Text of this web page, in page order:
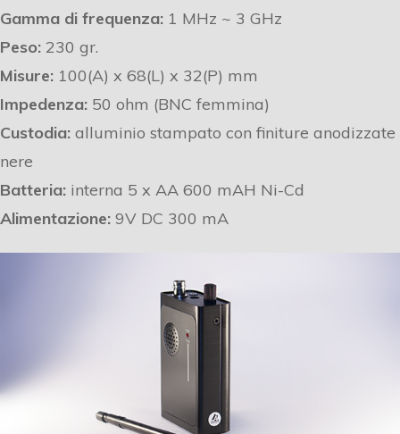
Gamma di frequenza: 1 MHz ~ 3 GHz
Peso: 230 gr.
Misure: 100(A) x 68(L) x 32(P) mm
Impedenza: 50 ohm (BNC femmina)
Custodia: alluminio stampato con finiture anodizzate
nere
Batteria: interna 5 x AA 600 mAH Ni-Cd
Alimentazione: 9V DC 300 mA